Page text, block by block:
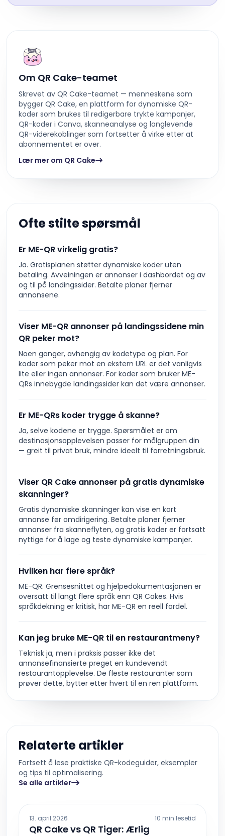
Om QR Cake-teamet
Skrevet av QR Cake-teamet — menneskene som
bygger QR Cake, en plattform for dynamiske QR-
koder som brukes til redigerbare trykte kampanjer,
QR-koder i Canva, skanneanalyse og langlevende
QR-viderekoblinger som fortsetter å virke etter at
abonnementet er over.
Lær mer om QR Cake
Ofte stilte spørsmål
Er ME-QR virkelig gratis?
Ja. Gratisplanen støtter dynamiske koder uten
betaling. Avveiningen er annonser i dashbordet og av
og til på landingssider. Betalte planer fjerner
annonsene.
Viser ME-QR annonser på landingssidene min
QR peker mot?
Noen ganger, avhengig av kodetype og plan. For
koder som peker mot en ekstern URL er det vanligvis
lite eller ingen annonser. For koder som bruker ME-
QRs innebygde landingssider kan det være annonser.
Er ME-QRs koder trygge å skanne?
Ja, selve kodene er trygge. Spørsmålet er om
destinasjonsopplevelsen passer for målgruppen din
— greit til privat bruk, mindre ideelt til forretningsbruk.
Viser QR Cake annonser på gratis dynamiske
skanninger?
Gratis dynamiske skanninger kan vise en kort
annonse før omdirigering. Betalte planer fjerner
annonser fra skanneflyten, og gratis koder er fortsatt
nyttige for å lage og teste dynamiske kampanjer.
Hvilken har flere språk?
ME-QR. Grensesnittet og hjelpedokumentasjonen er
oversatt til langt flere språk enn QR Cakes. Hvis
språkdekning er kritisk, har ME-QR en reell fordel.
Kan jeg bruke ME-QR til en restaurantmeny?
Teknisk ja, men i praksis passer ikke det
annonsefinansierte preget en kundevendt
restaurantopplevelse. De fleste restauranter som
prøver dette, bytter etter hvert til en ren plattform.
Relaterte artikler
Fortsett å lese praktiske QR-kodeguider, eksempler
og tips til optimalisering.
Se alle artikler
13. april 2026 10 min lesetid
QR Cake vs QR Tiger: Ærlig